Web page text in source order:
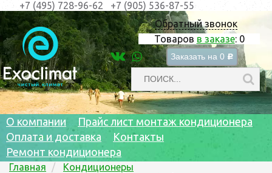
Обратный звонок
Товаров в заказе: 0
Заказать на 0 c
+7 (495) 728-96-62 +7 (905) 536-87-55
О компании
Прайс лист монтаж кондиционера
Оплата и доставка
Контакты
Ремонт кондиционера
Главная
Кондиционеры